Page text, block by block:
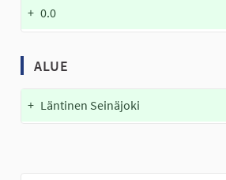
+ 0.0
ALUE
+ Läntinen Seinäjoki